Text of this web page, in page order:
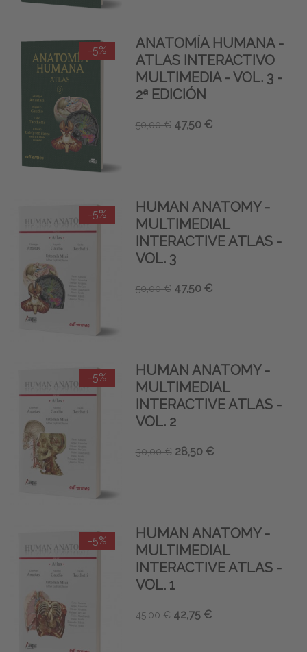
-5%
ANATOMÍA HUMANA -
ATLAS INTERACTIVO
MULTIMEDIA - VOL. 3 -
2ª EDICIÓN
50,00 € 47,50 €
-5%
HUMAN ANATOMY -
MULTIMEDIAL
INTERACTIVE ATLAS -
VOL. 3
50,00 € 47,50 €
-5%
HUMAN ANATOMY -
MULTIMEDIAL
INTERACTIVE ATLAS -
VOL. 2
30,00 € 28,50 €
-5%
HUMAN ANATOMY -
MULTIMEDIAL
INTERACTIVE ATLAS -
VOL. 1
45,00 € 42,75 €